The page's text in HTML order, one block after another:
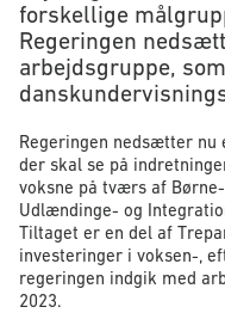
forskellige
Regeringen
arbejdsgruppe,
Regeringen nedsætter
der skal se på
voksne på tværs af
Udlændinge- og
Tiltaget er en del af
investeringer i voksen-,
regeringen indgik med
2023.